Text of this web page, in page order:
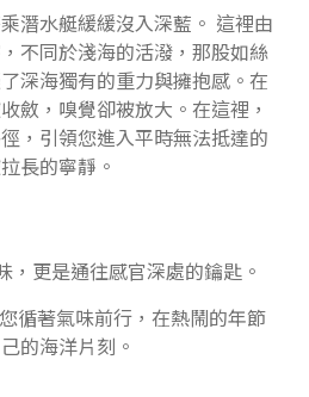
潛水艇緩緩沒入深藍。 這裡由
不同於淺海的活潑，那股如絲
深海獨有的重力與擁抱感。在
斂，嗅覺卻被放大。在這裡，
，引領您進入平時無法抵達的
長的寧靜。
，更是通往感官深處的鑰匙。
循著氣味前行，在熱鬧的年節
的海洋片刻。